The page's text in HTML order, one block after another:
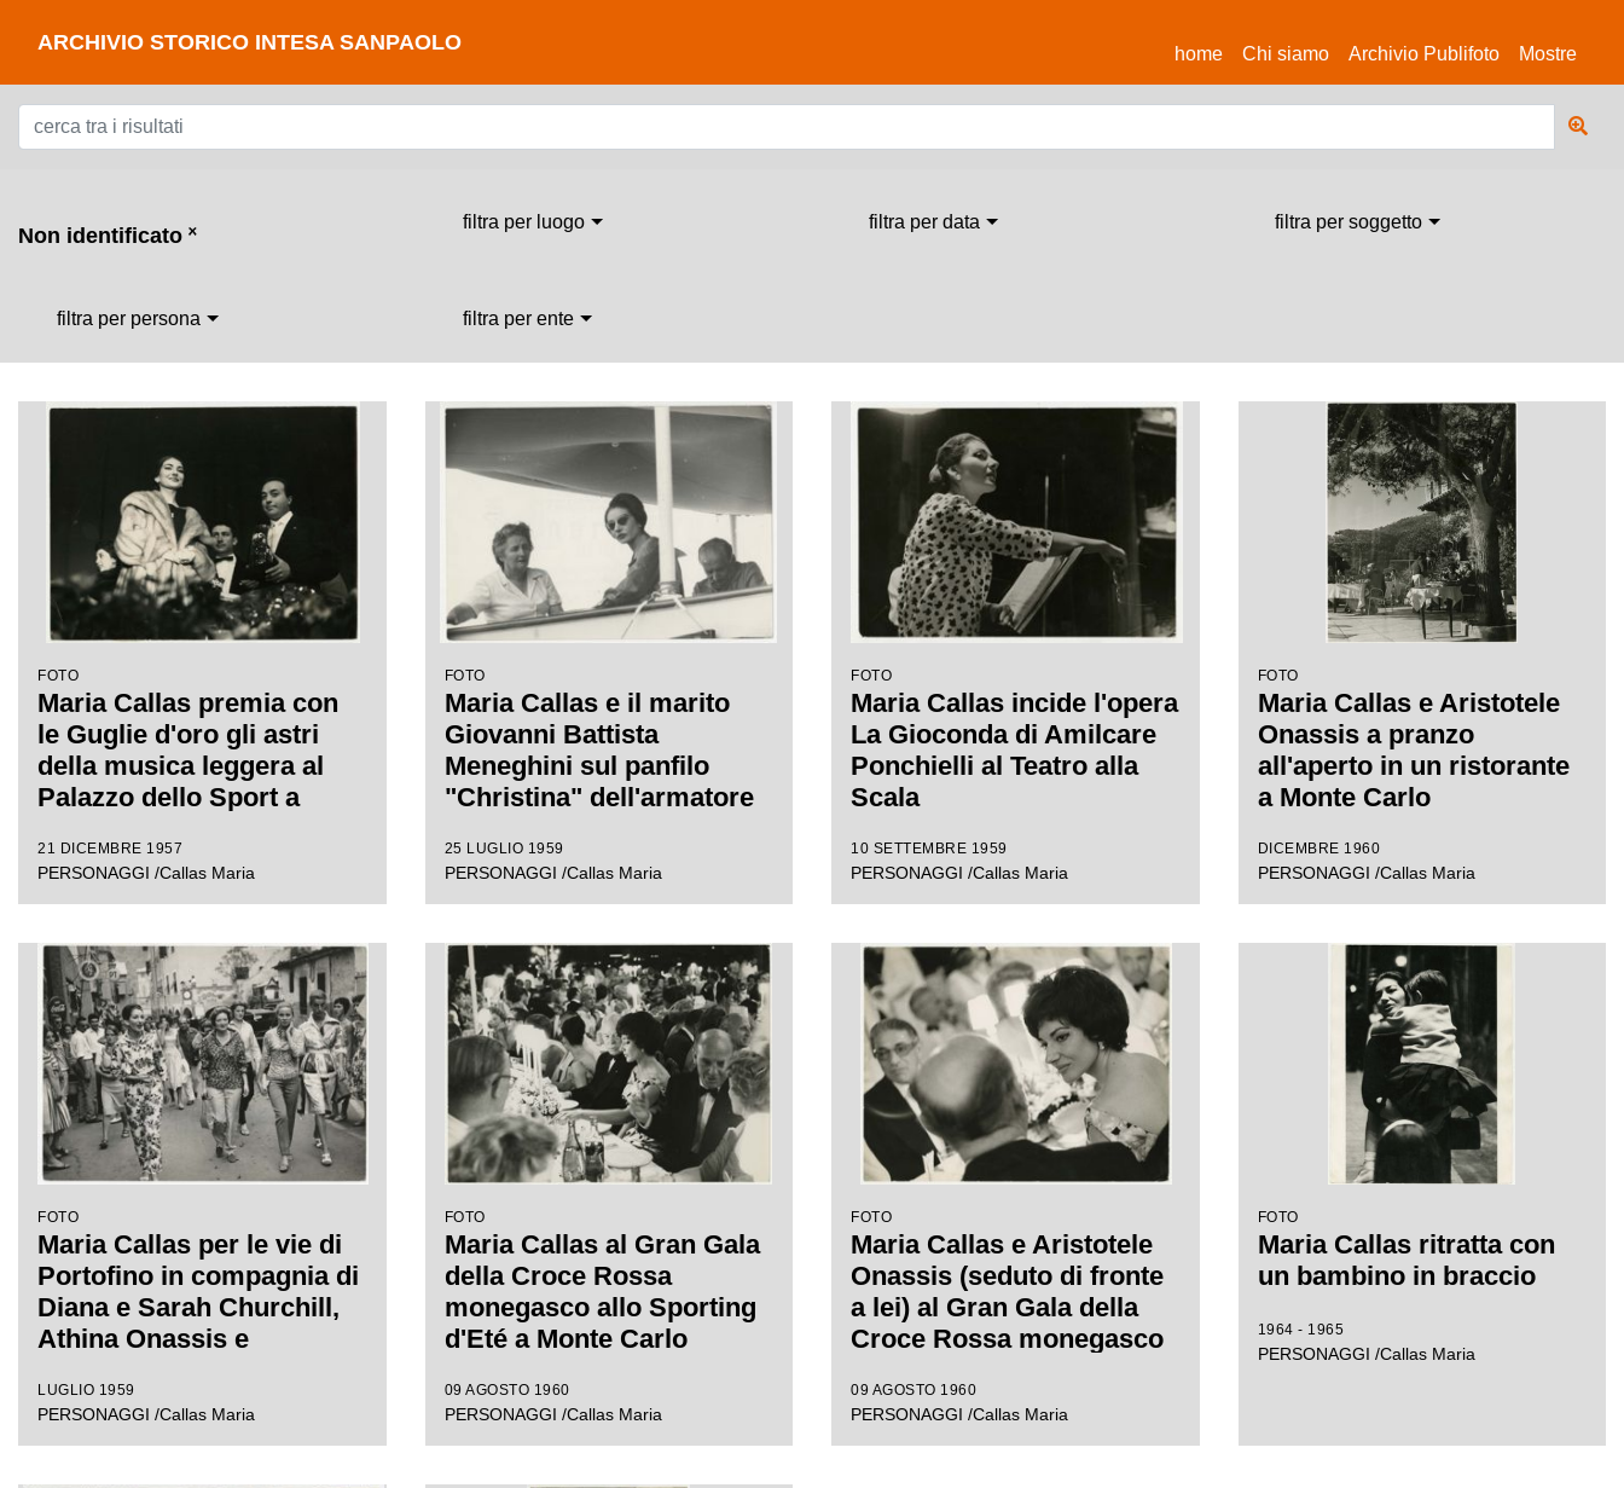
ARCHIVIO STORICO INTESA SANPAOLO home(current)
Chi siamo Archivio Publifoto Mostre
Non identificato ˟
filtra per luogo filtra per data filtra per soggetto
filtra per persona filtra per ente
FOTO
Maria Callas premia con
le Guglie d'oro gli astri
della musica leggera al
Palazzo dello Sport a
Gran galà della canzone;
21 DICEMBRE 1957
PERSONAGGI /Callas Maria
FOTO
Maria Callas e il marito
Giovanni Battista
Meneghini sul panfilo
"Christina" dell'armatore
25 LUGLIO 1959
PERSONAGGI /Callas Maria
FOTO
Maria Callas incide l'opera
La Gioconda di Amilcare
Ponchielli al Teatro alla
Scala
10 SETTEMBRE 1959
PERSONAGGI /Callas Maria
FOTO
Maria Callas e Aristotele
Onassis a pranzo
all'aperto in un ristorante
a Monte Carlo
DICEMBRE 1960
PERSONAGGI /Callas Maria
FOTO
Maria Callas per le vie di
Portofino in compagnia di
Diana e Sarah Churchill,
Athina Onassis e
LUGLIO 1959
PERSONAGGI /Callas Maria
FOTO
Maria Callas al Gran Gala
della Croce Rossa
monegasco allo Sporting
d'Eté a Monte Carlo
09 AGOSTO 1960
PERSONAGGI /Callas Maria
FOTO
Maria Callas e Aristotele
Onassis (seduto di fronte
a lei) al Gran Gala della
Croce Rossa monegasco
Monte Carlo
09 AGOSTO 1960
PERSONAGGI /Callas Maria
FOTO
Maria Callas ritratta con
un bambino in braccio
1964 - 1965
PERSONAGGI /Callas Maria